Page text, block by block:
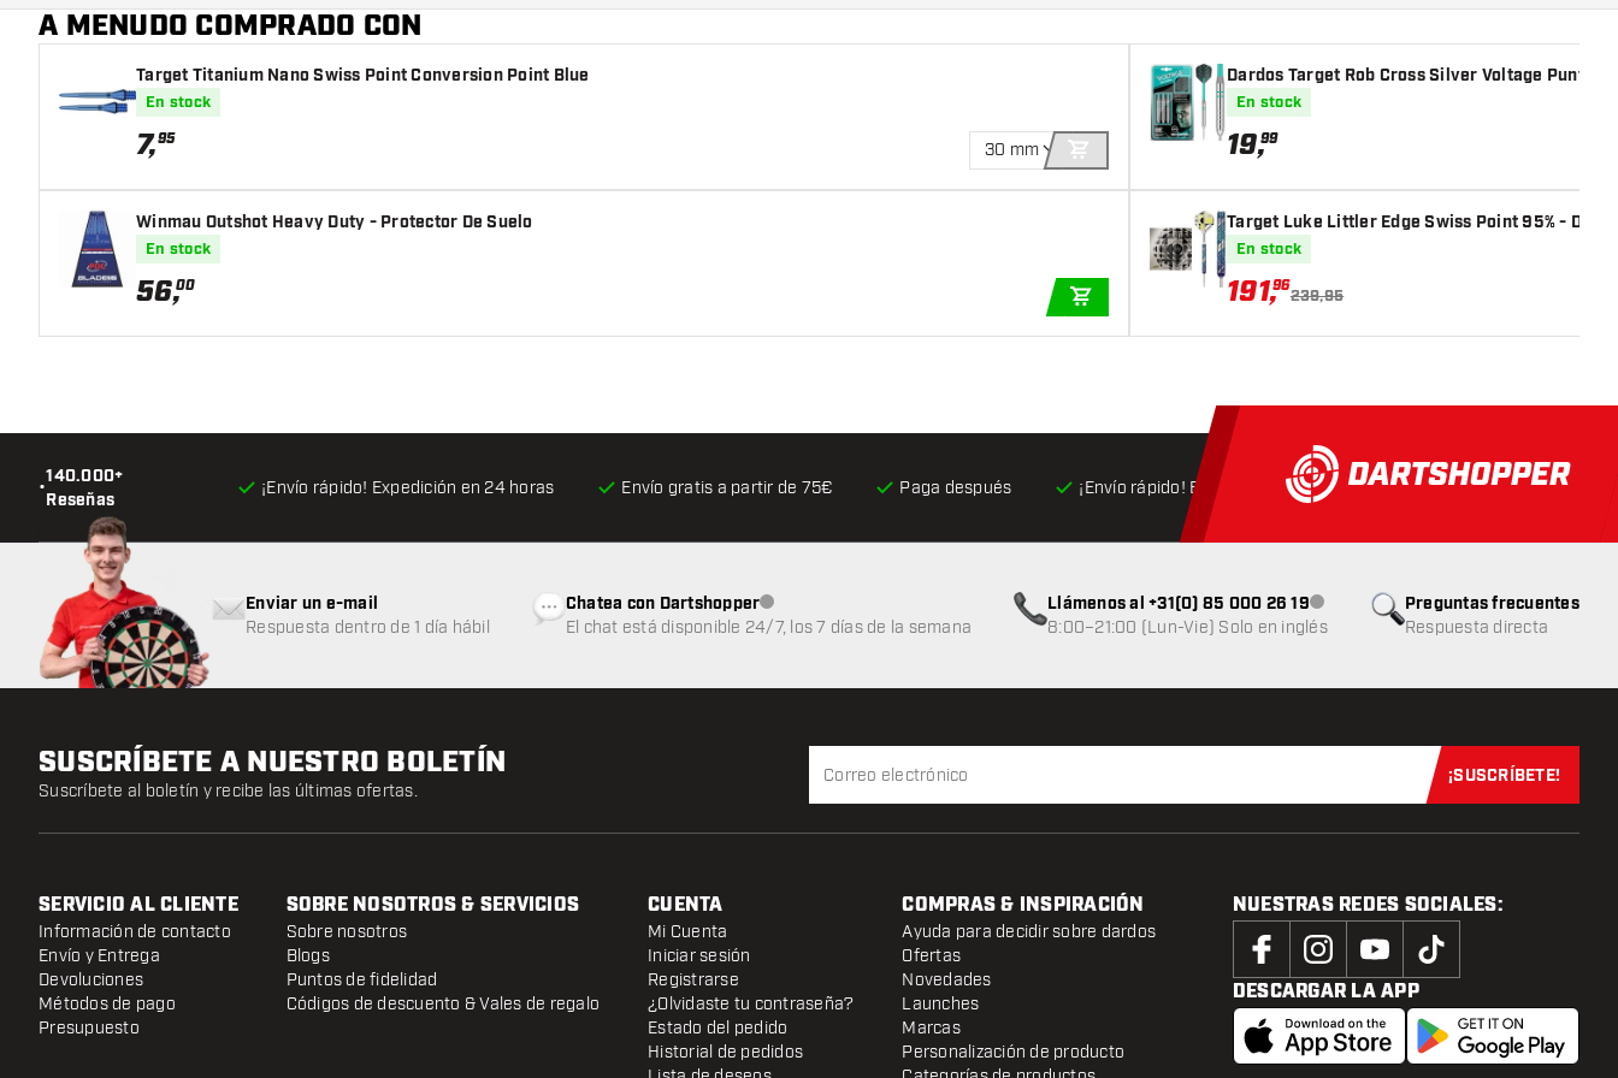
A MENUDO COMPRADO CON
Target Titanium Nano Swiss Point Conversion Point Blue
En stock
7,95
30 mm
AÑADIR A LA CESTA
Winmau Outshot Heavy Duty - Protector De Suelo
En stock
56,00
Dardos Target Rob Cross Silver Voltage Punta
En stock
19,99
Target Luke Littler Edge Swiss Point 95% -
En stock
191,96
239,95
•
140.000+
Reseñas
¡Envío rápido! Expedición en 24 horas Envío gratis a partir de 75€ Paga después ¡Envío rápido! Expedición en 24 horas Envío gratisa partir
Preguntas frecuentes
Respuesta directa
Enviar un e-mail
Respuesta dentro de 1 día hábil
Chatea con DartshopperAtención al cliente no disponible
El chat está disponible 24/7, los 7 días de la semana
Llámenos al +31(0) 85 000 26 19Atención al cliente no disponible
8:00–21:00 (Lun-Vie) Solo en inglés
SUSCRÍBETE A NUESTRO BOLETÍN
Suscríbete al boletín y recibe las últimas ofertas.
Suscríbete
¡SUSCRÍBETE!
SERVICIO AL CLIENTE
Información de contacto
Envío y Entrega
Devoluciones
Métodos de pago
Presupuesto
SOBRE NOSOTROS & SERVICIOS
Sobre nosotros
Blogs
Puntos de fidelidad
Códigos de descuento & Vales de regalo
CUENTA
Mi Cuenta
Iniciar sesión
Registrarse
¿Olvidaste tu contraseña?
Estado del pedido
Historial de pedidos
COMPRAS & INSPIRACIÓN
Ayuda para decidir sobre dardos
Ofertas
Novedades
Launches
Marcas
Personalización de producto
NUESTRAS REDES SOCIALES:
DESCARGAR LA APP